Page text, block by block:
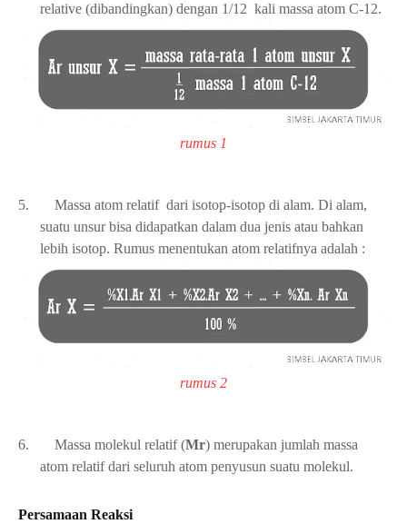
relative (dibandingkan) dengan 1/12 kali massa atom C-12.
rumus 1
5.
Massa atom relatif dari isotop-isotop di alam. Di alam,
suatu unsur bisa didapatkan dalam dua jenis atau bahkan
lebih isotop. Rumus menentukan atom relatifnya adalah :
rumus 2
6. Massa molekul relatif (Mr) merupakan jumlah massa
atom relatif dari seluruh atom penyusun suatu molekul.
Persamaan Reaksi